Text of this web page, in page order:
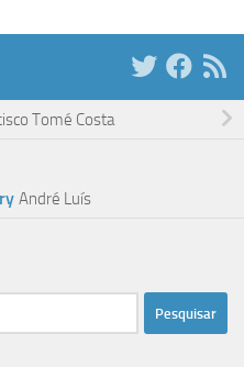
Tomé Costa
André Luís